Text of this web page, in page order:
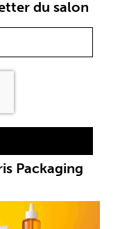
du salon
Packaging